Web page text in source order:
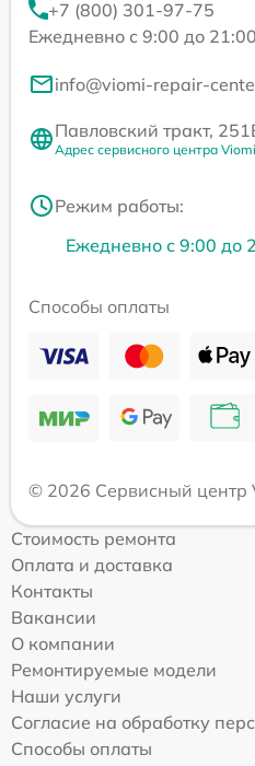
+7 (800) 301-97-75
Ежедневно с 9:00 до 21:00
info@viomi-repair-
Павловский тракт,
Адрес сервисного центра Viomi
Режим работы:
Ежедневно с 9:00 до
Способы оплаты
© 2026 Сервисный центр
Стоимость ремонта
Оплата и доставка
Контакты
Вакансии
О компании
Ремонтируемые модели
Наши услуги
Согласие на обработку
Способы оплаты